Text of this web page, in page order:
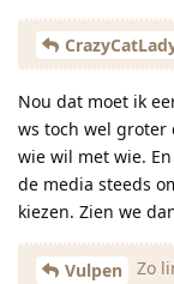
Nou dat moet ik
ws toch wel groter
wie wil met wie.
de media steeds
kiezen. Zien we
Vulpen
Zo